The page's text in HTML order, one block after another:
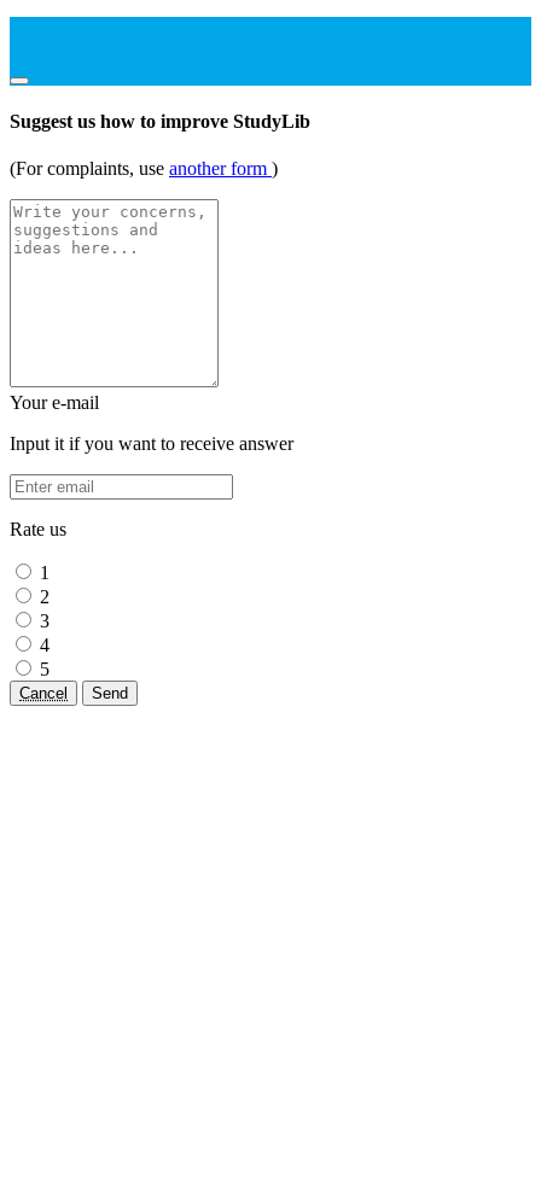
Suggest us how to improve StudyLib
(For complaints, use another form )
Your e-mail
Input it if you want to receive answer
Rate us
1
2
3
4
5
Cancel Send